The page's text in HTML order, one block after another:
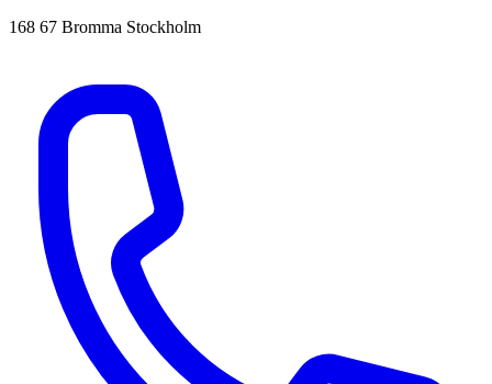
168 67 Bromma Stockholm